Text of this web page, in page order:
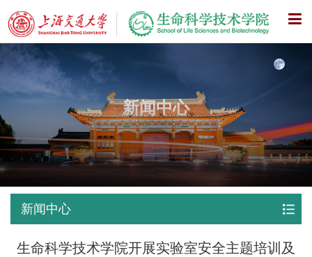
X
新闻中心
新闻中心
生命科学技术学院开展实验室安全主题培训及